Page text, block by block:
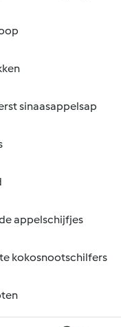
sinaasappelsap
appelschijfjes
kokosnootschilfers